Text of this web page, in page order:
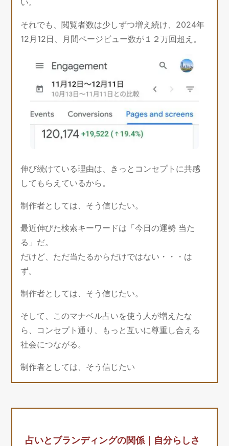
い。
それでも、閲覧者数は少しずつ増え続け、2024年
12月12日、月間ページビュー数が１２万回超え。
伸び続けている理由は、きっとコンセプトに共感
してもらえているから。
制作者としては、そう信じたい。
最近伸びた検索キーワードは「今日の運勢 当た
る」だ。
だけど、ただ当たるからだけではない・・・は
ず。
制作者としては、そう信じたい。
そして、このマナベル占いを使う人が増えたな
ら、コンセプト通り、もっと互いに尊重し合える
社会につながる。
制作者としては、そう信じたい
占いとブランディングの関係｜自分らしさ